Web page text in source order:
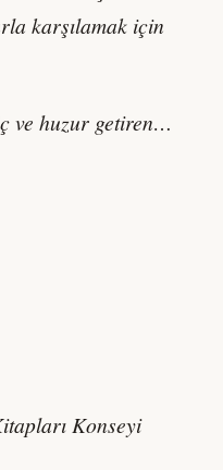
karşılamak için
ve huzur getiren…
Konseyi